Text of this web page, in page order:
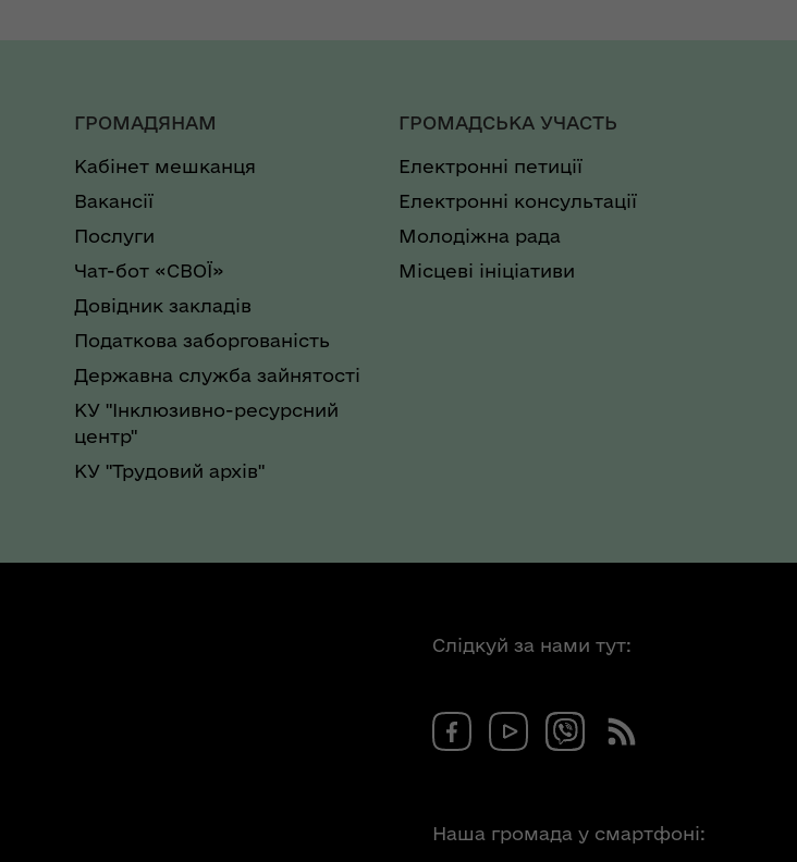
ГРОМАДЯНАМ
Кабінет мешканця
Вакансії
Послуги
Чат-бот «СВОЇ»
Довідник закладів
Податкова заборгованість
Державна служба зайнятості
КУ "Інклюзивно-ресурсний
центр"
КУ "Трудовий архів"
ГРОМАДСЬКА УЧАСТЬ
Електронні петиції
Електронні консультації
Молодіжна рада
Місцеві ініціативи
Слідкуй за нами тут:
Наша громада у смартфоні: